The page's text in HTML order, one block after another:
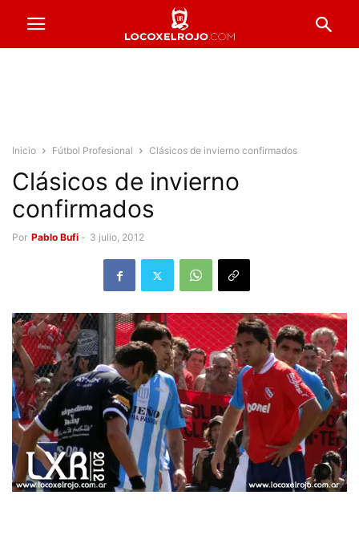
Inicio Fútbol Profesional Clásicos de invierno confirmados
Clásicos de invierno
confirmados
Por Pablo Bufi - 3 julio, 2012